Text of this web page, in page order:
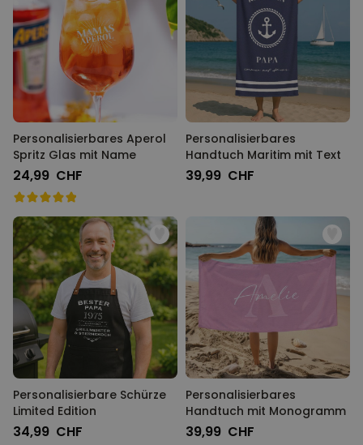
Personalisierbar
Personalisierbarer Bierkrug
mit Logo und Gesicht
über 71.100
mal gekauft
24,99 CHF
Personalisierbar
Personalisierte Vase mit Text
und Symbol
Personalisierbares Handtuch
mit Monogramm
über 300 mal
39,99 CHF
Personalisierbares Aperol
Spritz Glas mit Name
24,99 CHF
Personalisierbares
Handtuch Maritim mit Text
39,99 CHF
Personalisierbare Schürze
Limited Edition
34,99 CHF
Personalisierbares
Handtuch mit Monogramm
39,99 CHF